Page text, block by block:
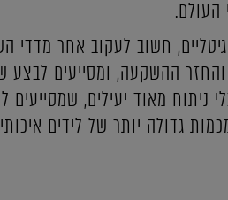
חשוב לעקוב אחר מדדי
ההשקעה, ומסייעים לבצע
ניתוח מאוד יעילים,
גדולה יותר של לידים